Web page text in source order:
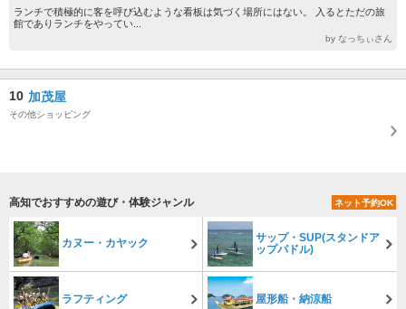
ランチで積極的に客を呼び込むような看板は気づく場所にはない。 入るとただの旅
館でありランチをやってい...
by なっちぃさん
10 加茂屋
その他ショッピング
高知でおすすめの遊び・体験ジャンル ネット予約OK
カヌー・カヤック
サップ・SUP(スタンドア
ップパドル)
ラフティング 屋形船・納涼船